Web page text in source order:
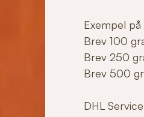
Exempel
Brev 100
Brev 250
Brev 500
DHL